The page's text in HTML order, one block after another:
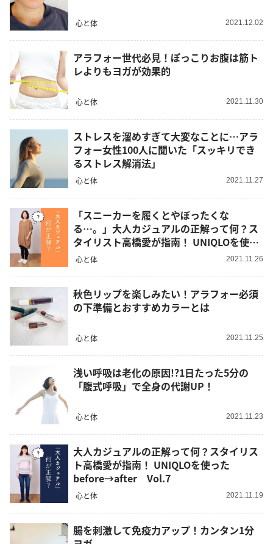
心と体 2021.12.02
アラフォー世代必見！ぽっこりお腹は筋ト
レよりもヨガが効果的
心と体 2021.11.30
ストレスを溜めすぎて大変なことに…アラ
フォー女性100人に聞いた「スッキリでき
るストレス解消法」
心と体 2021.11.27
「スニーカーを履くとやぼったくな
る…。」大人カジュアルの正解って何？ス
タイリスト高橋愛が指南！ UNIQLOを使っ
たbefore→after Vol.8
心と体 2021.11.26
秋色リップを楽しみたい！アラフォー必須
の下準備とおすすめカラーとは
心と体 2021.11.25
浅い呼吸は老化の原因!?1日たった5分の
「腹式呼吸」で全身の代謝UP！
心と体 2021.11.23
大人カジュアルの正解って何？スタイリス
ト高橋愛が指南！ UNIQLOを使った
before→after Vol.7
心と体 2021.11.19
腸を刺激して免疫力アップ！カンタン1分